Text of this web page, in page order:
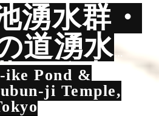
湧水群・
道湧水
国分寺
ike Pond &
ji Temple,